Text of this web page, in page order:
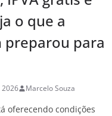
o que a
preparou para
2026 Marcelo Souza
oferecendo condições